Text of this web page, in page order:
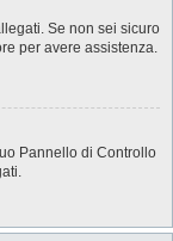
Se non sei sicuro
per avere assistenza.
Pannello di Controllo